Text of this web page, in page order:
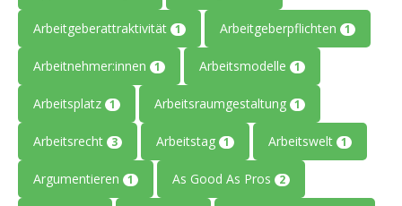
Arbeitgeberattraktivität 1 Arbeitgeberpflichten 1
Arbeitnehmer:innen 1 Arbeitsmodelle 1
Arbeitsplatz 1 Arbeitsraumgestaltung 1
Arbeitsrecht 3 Arbeitstag 1 Arbeitswelt 1
Argumentieren 1 As Good As Pros 2